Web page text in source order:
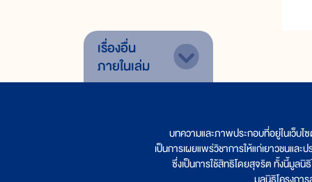
เรื่องอื่น
ภายในเล่ม
บทความและภาพประกอบที่อยู่ในเว็บ
เป็นการเผยแพร่วิชาการให้แก่เยาวชนแล
ซึ่งเป็นการใช้สิทธิโดยสุจริต ทั้งนี้มูลนิ